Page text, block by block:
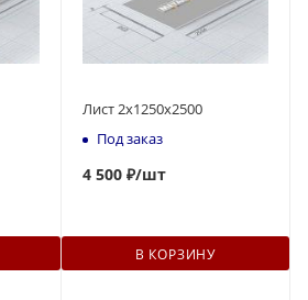
Лист 2х1250х2500
Под заказ
4 500 ₽/шт
В КОРЗИНУ